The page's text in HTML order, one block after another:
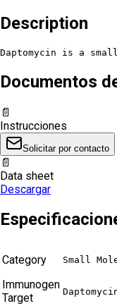
Description
Daptomycin is a
Documentos
📄
Instrucciones
Solicitar por contacto
📄
Data sheet
Descargar
Category Small
Immunogen
Target